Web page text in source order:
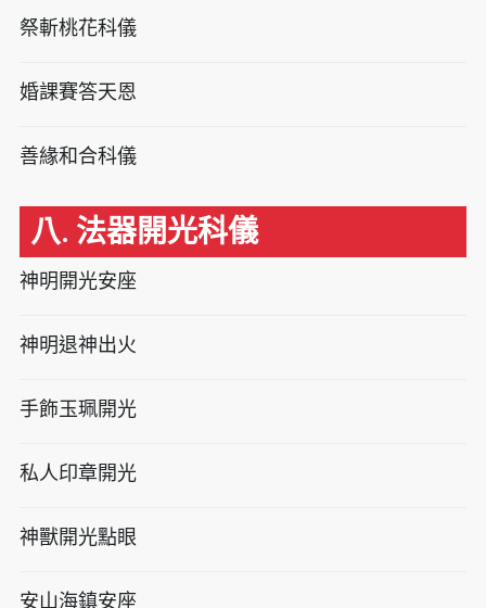
祭斬桃花科儀
婚課賽答天恩
善緣和合科儀
八. 法器開光科儀
神明開光安座
神明退神出火
手飾玉珮開光
私人印章開光
神獸開光點眼
安山海鎮安座